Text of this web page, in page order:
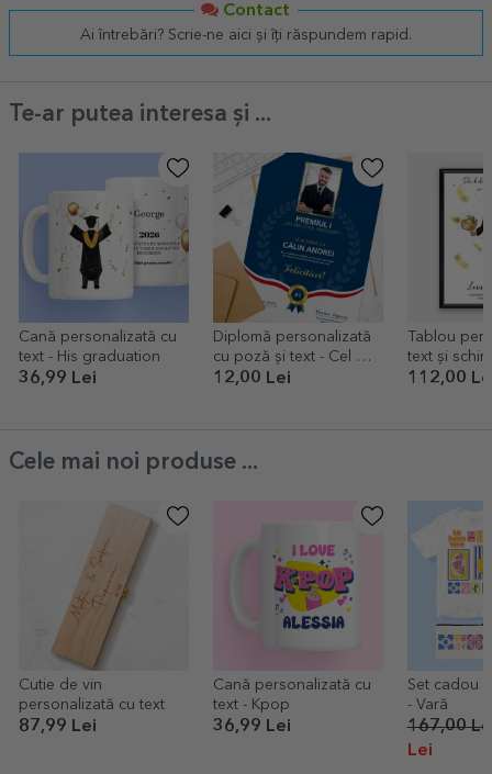
Contact
Ai întrebări? Scrie-ne aici și îți răspundem rapid.
Te-ar putea interesa și ...
Cană personalizată cu
text - His graduation
36,99 Lei
Diplomă personalizată
cu poză și text - Cel mai
bun absolvent
12,00 Lei
Tablou
text și
culorii
112,00
Cele mai noi produse ...
Cutie de vin
personalizată cu text
87,99 Lei
Cană personalizată cu
text - Kpop
36,99 Lei
Set cadou
- Vară
167,00
Lei